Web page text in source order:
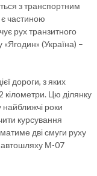
з транспортним
частиною
рух транзитного
(Україна) –
дороги, з яких
кілометри. Цю ділянку
роки
курсування
дві смуги руху
автошляху М-07